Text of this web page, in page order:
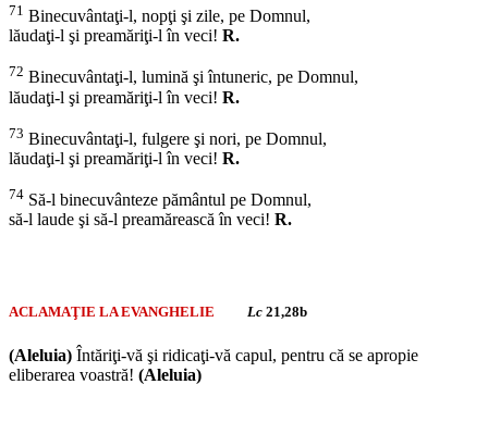
71 Binecuvântaţi-l, nopţi şi zile, pe Domnul,
lăudaţi-l şi preamăriţi-l în veci! R.
72 Binecuvântaţi-l, lumină şi întuneric, pe Domnul,
lăudaţi-l şi preamăriţi-l în veci! R.
73 Binecuvântaţi-l, fulgere şi nori, pe Domnul,
lăudaţi-l şi preamăriţi-l în veci! R.
74 Să-l binecuvânteze pământul pe Domnul,
să-l laude şi să-l preamărească în veci! R.
ACLAMAŢIE LA EVANGHELIE Lc 21,28b
(Aleluia) Întăriţi-vă şi ridicaţi-vă capul, pentru că se apropie
eliberarea voastră! (Aleluia)